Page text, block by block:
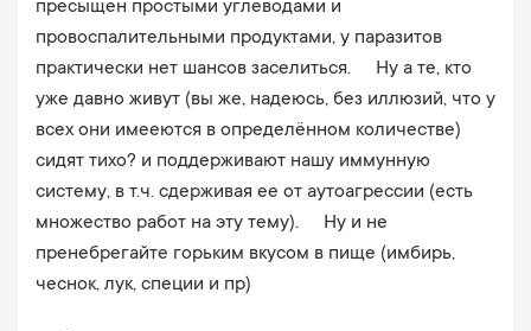
пресыщен простыми углеводами и
провоспалительными продуктами, у паразитов
практически нет шансов заселиться. ⠀ Ну а те, кто
уже давно живут (вы же, надеюсь, без иллюзий, что у
всех они имееются в определённом количестве)
сидят тихо? и поддерживают нашу иммунную
систему, в т.ч. сдерживая ее от аутоагрессии (есть
множество работ на эту тему). ⠀ Ну и не
пренебрегайте горьким вкусом в пище (имбирь,
чеснок, лук, специи и пр)